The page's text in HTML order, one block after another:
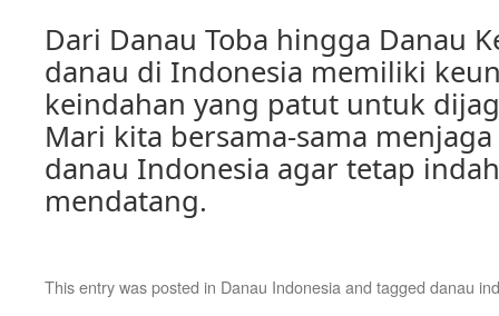
Dari Danau Toba hingga Danau
danau di Indonesia memiliki
keindahan yang patut untuk
Mari kita bersama-sama
danau Indonesia agar tetap
mendatang.
This entry was posted in Danau Indonesia and tagged danau